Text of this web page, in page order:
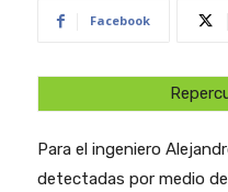
Facebook
Para el ingeniero
detectadas por medio